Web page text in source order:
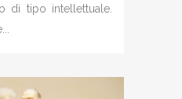
di tipo intellettuale.